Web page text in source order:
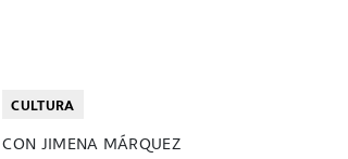
CULTURA
CON JIMENA MÁRQUEZ